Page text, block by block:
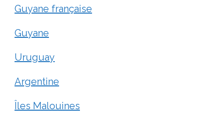
Guyane française
Guyane
Uruguay
Argentine
Îles Malouines